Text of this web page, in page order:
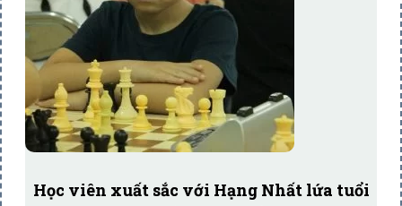
Học viên xuất sắc với Hạng Nhất lứa tuổi